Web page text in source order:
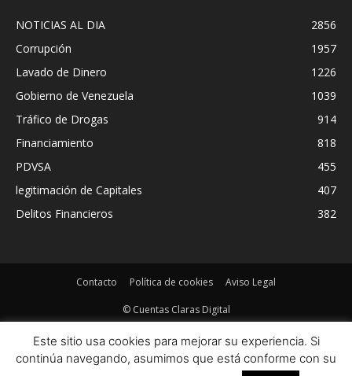
NOTICIAS AL DIA
2856
Corrupción
1957
Lavado de Dinero
1226
Gobierno de Venezuela
1039
Tráfico de Drogas
914
Financiamiento
818
PDVSA
455
legitimación de Capitales
407
Delitos Financieros
382
Contacto Política de cookies Aviso Legal
© Cuentas Claras Digital
Este sitio usa cookies para mejorar su experiencia. Si
continúa navegando, asumimos que está conforme con su